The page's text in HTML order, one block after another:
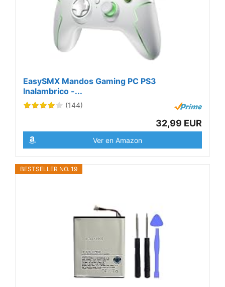
EasySMX Mandos Gaming PC PS3
Inalambrico -...
(144)
32,99 EUR
Ver en Amazon
BESTSELLER NO. 19